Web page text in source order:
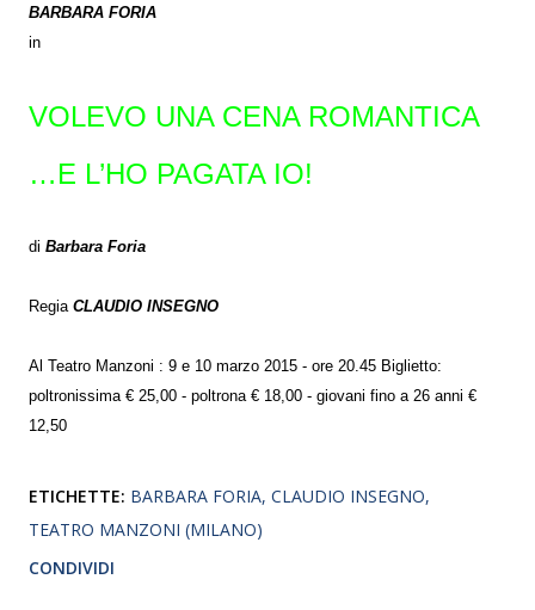
BARBARA FORIA
in
VOLEVO UNA CENA ROMANTICA
…E L’HO PAGATA IO!
di Barbara Foria
Regia CLAUDIO INSEGNO
Al Teatro Manzoni : 9 e 10 marzo 2015 - ore 20.45 Biglietto:
poltronissima € 25,00 - poltrona € 18,00 - giovani fino a 26 anni €
12,50
ETICHETTE: BARBARA FORIA CLAUDIO INSEGNO
TEATRO MANZONI (MILANO)
CONDIVIDI